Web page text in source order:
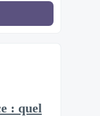
: quel